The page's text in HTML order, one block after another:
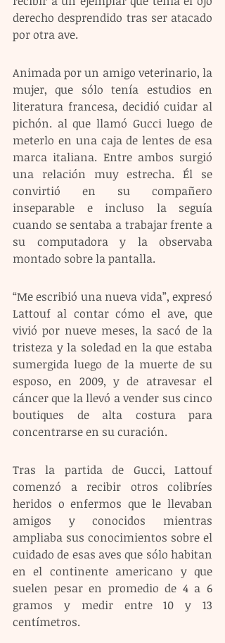
derecho desprendido tras ser atacado
por otra ave.
Animada por un amigo veterinario, la
mujer, que sólo tenía estudios en
literatura francesa, decidió cuidar al
pichón. al que llamó Gucci luego de
meterlo en una caja de lentes de esa
marca italiana. Entre ambos surgió
una relación muy estrecha. Él se
convirtió en su compañero
inseparable e incluso la seguía
cuando se sentaba a trabajar frente a
su computadora y la observaba
montado sobre la pantalla.
“Me escribió una nueva vida”, expresó
Lattouf al contar cómo el ave, que
vivió por nueve meses, la sacó de la
tristeza y la soledad en la que estaba
sumergida luego de la muerte de su
esposo, en 2009, y de atravesar el
cáncer que la llevó a vender sus cinco
boutiques de alta costura para
concentrarse en su curación.
Tras la partida de Gucci, Lattouf
comenzó a recibir otros colibríes
heridos o enfermos que le llevaban
amigos y conocidos mientras
ampliaba sus conocimientos sobre el
cuidado de esas aves que sólo habitan
en el continente americano y que
suelen pesar en promedio de 4 a 6
gramos y medir entre 10 y 13
centímetros.